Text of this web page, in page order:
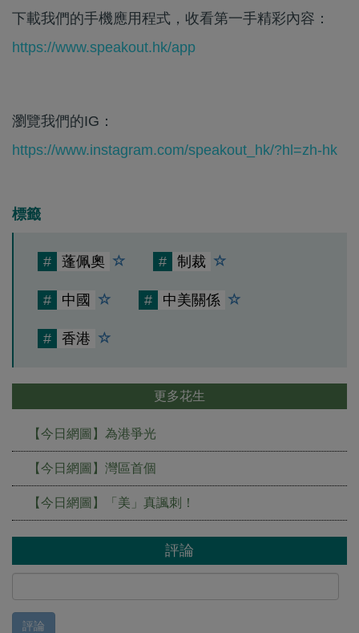
下載我們的手機應用程式，收看第一手精彩內容：
https://www.speakout.hk/app
瀏覽我們的IG：
https://www.instagram.com/speakout_hk/?hl=zh-hk
標籤
# 蓬佩奧 # 制裁
# 中國 # 中美關係
# 香港
更多花生
【今日網圖】為港爭光
【今日網圖】灣區首個
【今日網圖】「美」真諷刺！
評論
評論